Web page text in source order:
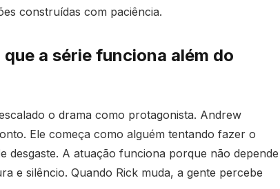
construídas com paciência.
a série funciona além do
o drama como protagonista. Andrew
Ele começa como alguém tentando fazer o
desgaste. A atuação funciona porque não depende
e silêncio. Quando Rick muda, a gente percebe